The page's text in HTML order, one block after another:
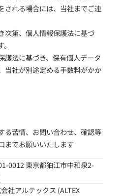
される場合には、当社までご連
次第、個人情報保護法に基づ
護法に基づき、保有個人データ
当社が別途定める手数料がかか
る苦情、お問い合わせ、確認等
までお願いいたします
0012 東京都狛江市中和泉2-
社アルテックス (ALTEX